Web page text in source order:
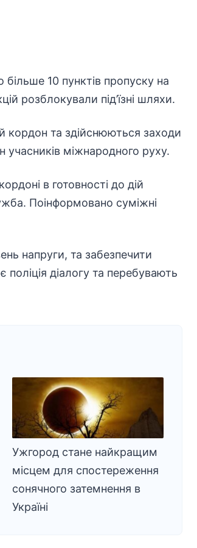
10 пунктів пропуску на
розблокували під’їзні шляхи.
кордон та здійснюються заходи
міжнародного руху.
в готовності до дій
Поінформовано суміжні
напруги, та забезпечити
діалогу та перебувають
Ужгород стане найкращим
місцем для спостереження
сонячного затемнення в
Україні